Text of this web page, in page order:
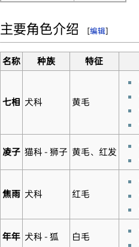
主要角色介绍 [编辑]
名称 种族 特征
七相 犬科 黄毛
凌子 猫科 - 狮子 黄毛、红发
焦雨 犬科 红毛
年年 犬科 - 狐 白毛